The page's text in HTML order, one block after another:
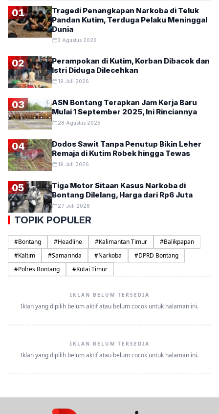
01
Tragedi Penangkapan Narkoba di Teluk
Pandan Kutim, Terduga Pelaku Meninggal
Dunia
3 Agustus 2026
02
Perampokan di Kutim, Korban Dibacok dan
Istri Diduga Dilecehkan
19 Juli 2026
03
ASN Bontang Terapkan Jam Kerja Baru
Mulai 1 September 2025, Ini Rinciannya
28 Agustus 2025
04
Dodos Sawit Tanpa Penutup Bikin Leher
Remaja di Kutim Robek hingga Tewas
19 Juli 2026
05
Tiga Motor Sitaan Kasus Narkoba di
Bontang Dilelang, Harga dari Rp6 Juta
27 Juli 2026
TOPIK POPULER
#Bontang #Headline #Kalimantan Timur #Balikpapan
#Kaltim #Samarinda #Narkoba #DPRD Bontang
#Polres Bontang #Kutai Timur
IKLAN BELUM TERSEDIA
Iklan yang dipilih belum aktif atau belum cocok untuk halaman ini.
IKLAN BELUM TERSEDIA
Iklan yang dipilih belum aktif atau belum cocok untuk halaman ini.